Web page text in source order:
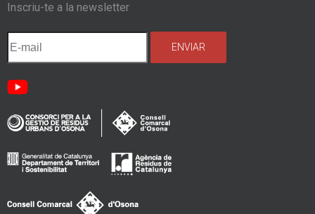
Inscriu-te a la newsletter